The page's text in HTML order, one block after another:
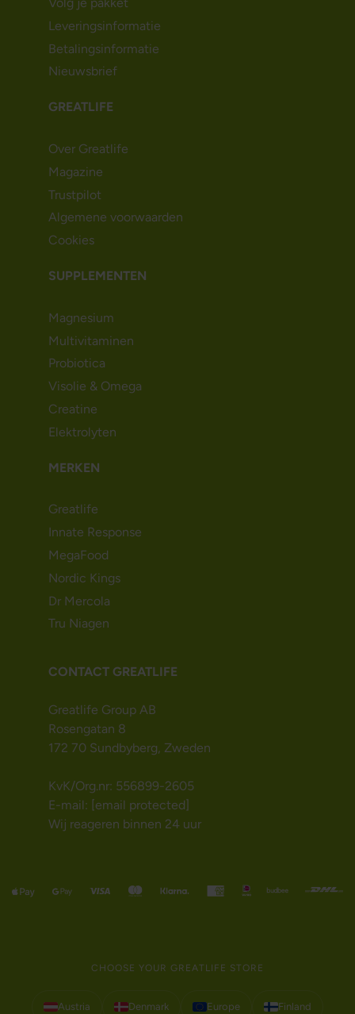
Leveringsinformatie
Betalingsinformatie
Nieuwsbrief
GREATLIFE
Over Greatlife
Magazine
Trustpilot
Algemene voorwaarden
Cookies
SUPPLEMENTEN
Magnesium
Multivitaminen
Probiotica
Visolie & Omega
Creatine
Elektrolyten
MERKEN
Greatlife
Innate Response
MegaFood
Nordic Kings
Dr Mercola
Tru Niagen
CONTACT GREATLIFE
Greatlife Group AB
Rosengatan 8
172 70 Sundbyberg, Zweden
KvK/Org.nr: 556899-2605
E-mail: [email protected]
Wij reageren binnen 24 uur
CHOOSE YOUR GREATLIFE STORE
Austria Denmark Europe Finland